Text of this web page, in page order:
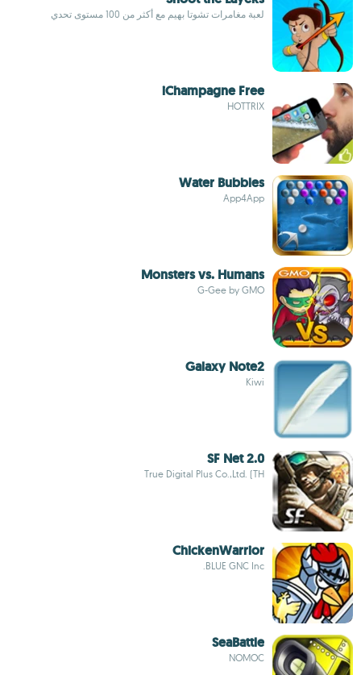
لعبة مغامرات تشوتا بهيم مع أكثر من 100 مستوى تحدي
iChampagne Free
HOTTRIX
Water Bubbles
App4App
Monsters vs. Humans
G-Gee by GMO
Galaxy Note2
Kiwi
SF Net 2.0
True Digital Plus Co.,Ltd. (TH
ChickenWarrior
BLUE GNC Inc.
SeaBattle
NOMOC